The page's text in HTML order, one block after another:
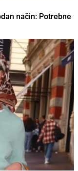
način: Potrebne